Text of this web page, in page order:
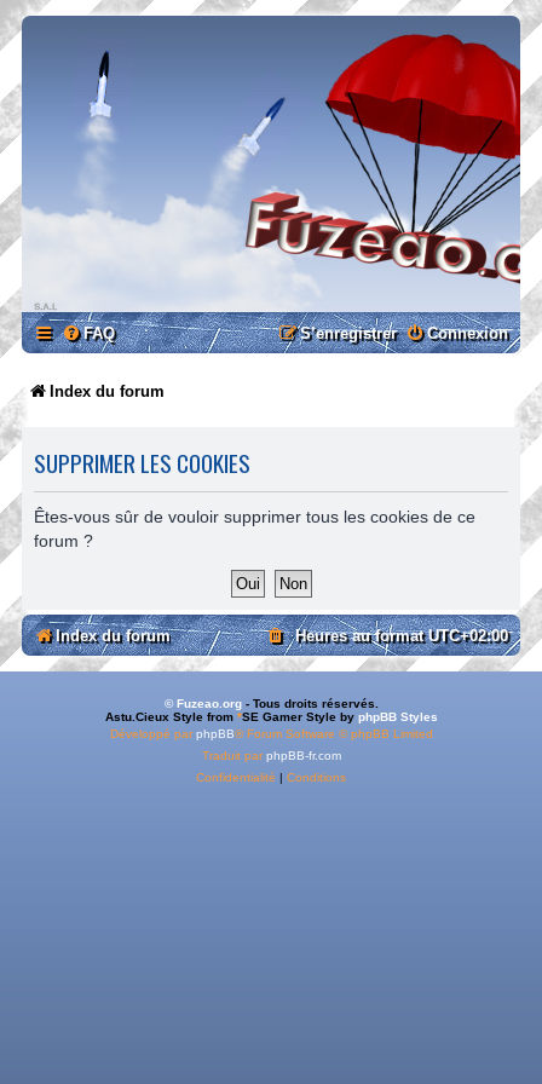
FAQ Connexion
S’enregistrer
Index du forum
SUPPRIMER LES COOKIES
Êtes-vous sûr de vouloir supprimer tous les cookies de ce
forum ?
Index du forum Heures au formatUTC+02:00
© Fuzeao.org- Tous droits réservés.
Astu.Cieux Style from *SE Gamer Style by phpBB Styles
Développé par phpBB® Forum Software © phpBB Limited
Traduit par phpBB-fr.com
Confidentialité | Conditions